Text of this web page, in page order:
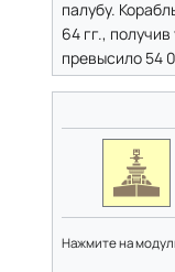
палубу.
64 гг.,
превысило 54
Нажмите на